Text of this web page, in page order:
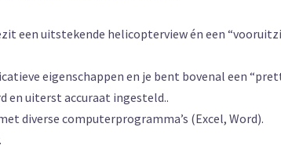
een uitstekende helicopterview én een
eigenschappen en je bent bovenal een
en uiterst accuraat ingesteld..
diverse computerprogramma’s (Excel, Word).